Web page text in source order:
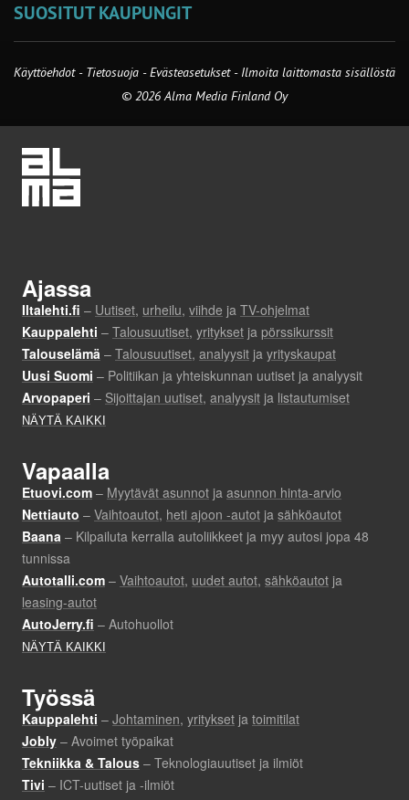
SUOSITUT KAUPUNGIT
Käyttöehdot - Tietosuoja -Evästeasetukset- Ilmoita laittomasta sisällöstä
© 2026 Alma Media Finland Oy